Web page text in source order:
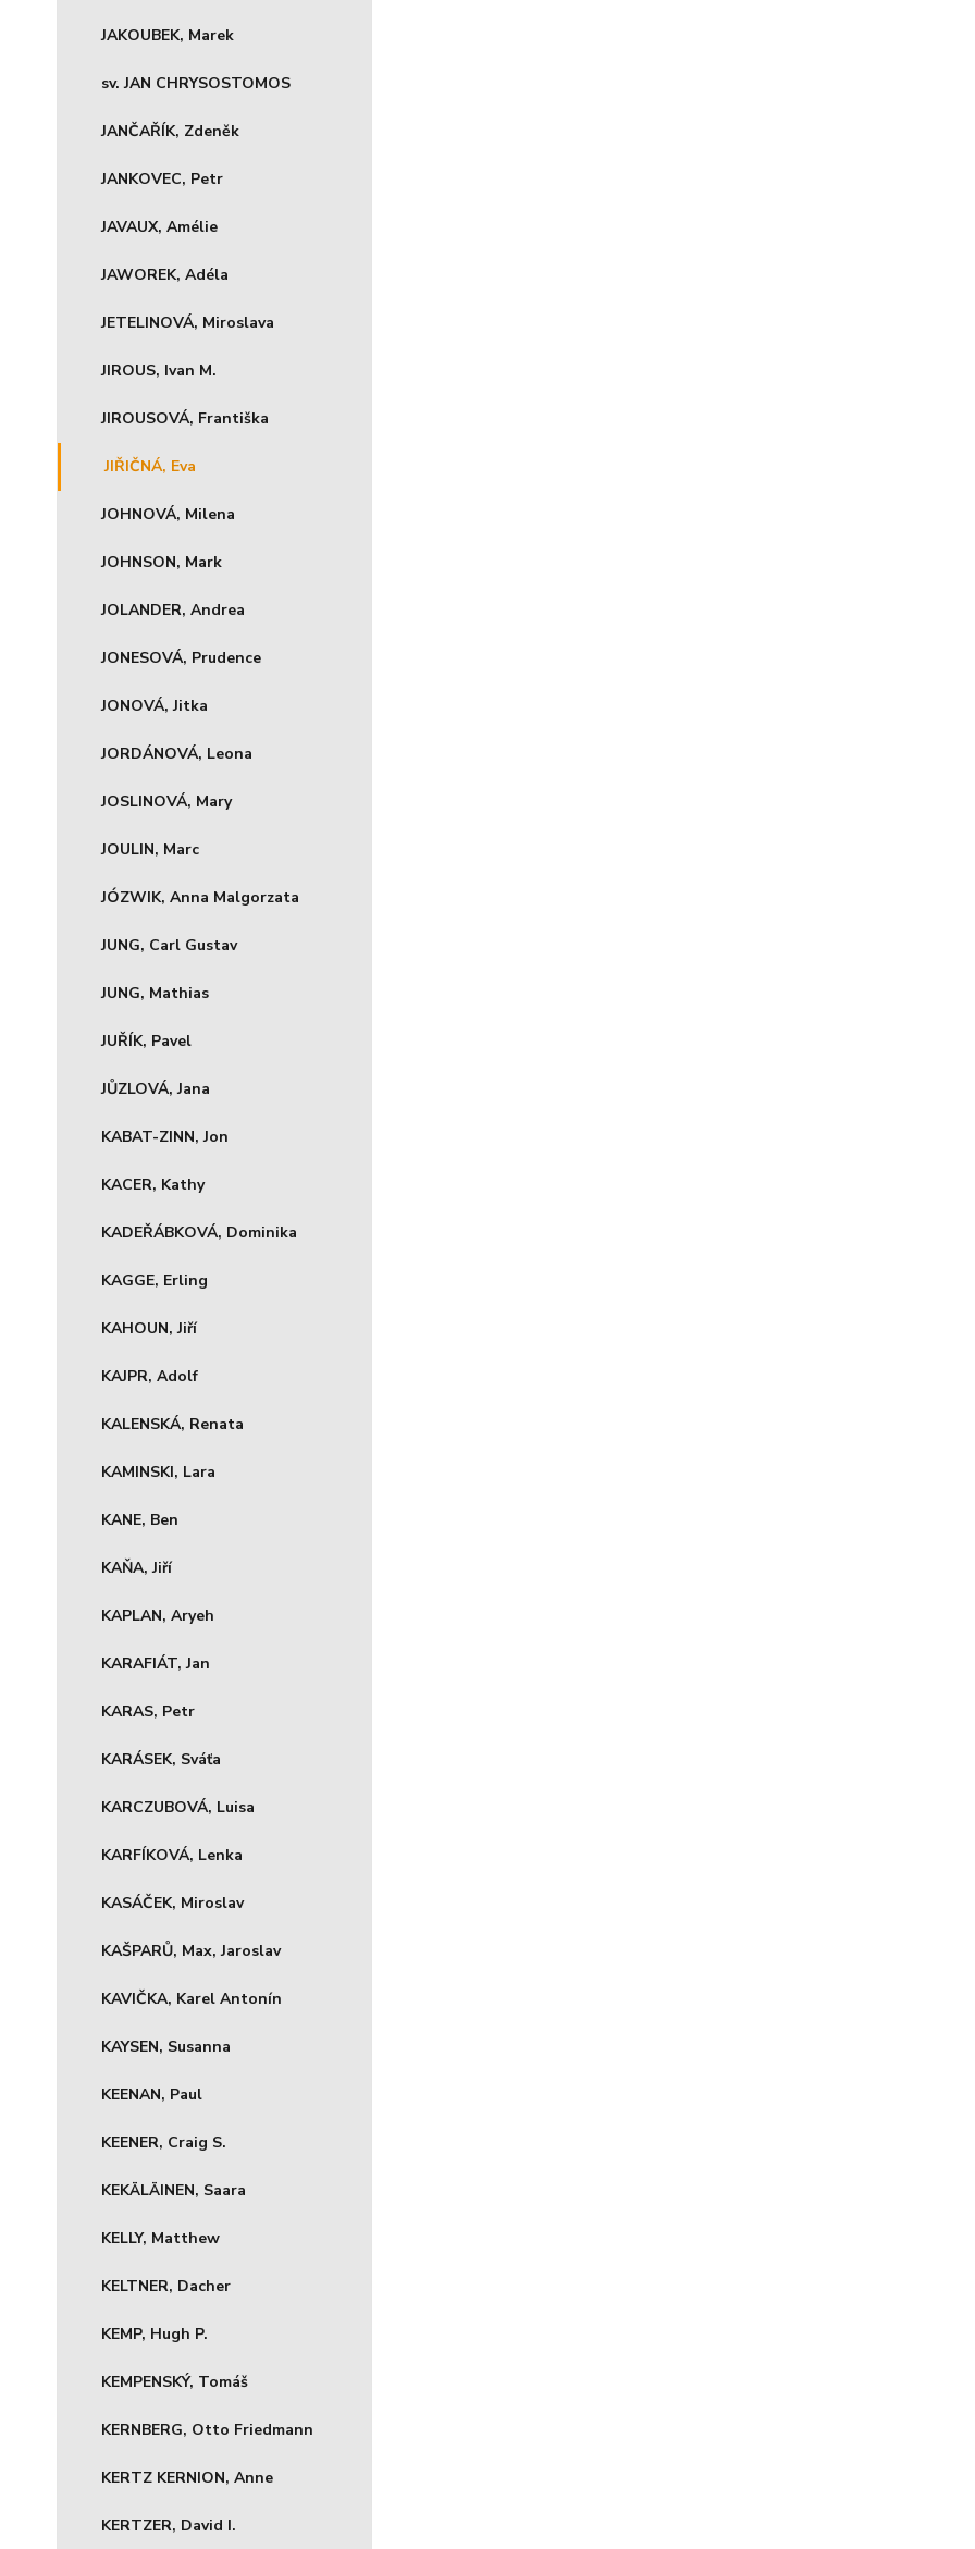
JAKOUBEK, Marek
sv. JAN CHRYSOSTOMOS
JANČAŘÍK, Zdeněk
JANKOVEC, Petr
JAVAUX, Amélie
JAWOREK, Adéla
JETELINOVÁ, Miroslava
JIROUS, Ivan M.
JIROUSOVÁ, Františka
JIŘIČNÁ, Eva
JOHNOVÁ, Milena
JOHNSON, Mark
JOLANDER, Andrea
JONESOVÁ, Prudence
JONOVÁ, Jitka
JORDÁNOVÁ, Leona
JOSLINOVÁ, Mary
JOULIN, Marc
JÓZWIK, Anna Malgorzata
JUNG, Carl Gustav
JUNG, Mathias
JUŘÍK, Pavel
JŮZLOVÁ, Jana
KABAT-ZINN, Jon
KACER, Kathy
KADEŘÁBKOVÁ, Dominika
KAGGE, Erling
KAHOUN, Jiří
KAJPR, Adolf
KALENSKÁ, Renata
KAMINSKI, Lara
KANE, Ben
KAŇA, Jiří
KAPLAN, Aryeh
KARAFIÁT, Jan
KARAS, Petr
KARÁSEK, Sváťa
KARCZUBOVÁ, Luisa
KARFÍKOVÁ, Lenka
KASÁČEK, Miroslav
KAŠPARŮ, Max, Jaroslav
KAVIČKA, Karel Antonín
KAYSEN, Susanna
KEENAN, Paul
KEENER, Craig S.
KEKÄLÄINEN, Saara
KELLY, Matthew
KELTNER, Dacher
KEMP, Hugh P.
KEMPENSKÝ, Tomáš
KERNBERG, Otto Friedmann
KERTZ KERNION, Anne
KERTZER, David I.